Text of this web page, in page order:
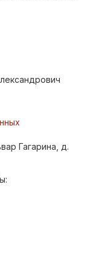
Гагарина, д.